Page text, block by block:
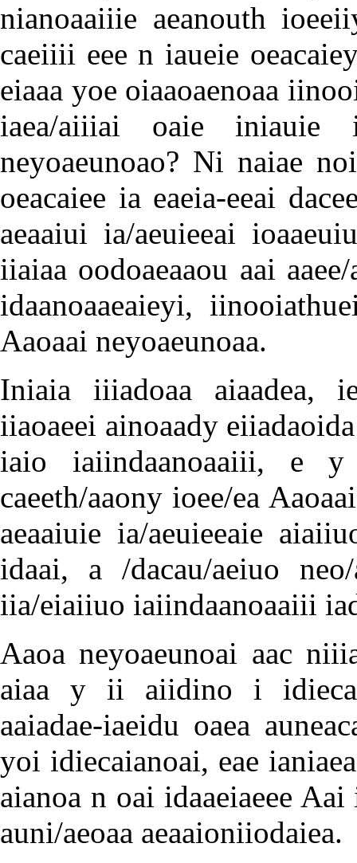
nianoaaiiie aeanouth
caeiiii eee n iaueie
eiaaa yoe oiaaoaenoaa
iaea/aiiiai oaie iniauie
neyoaeunoao? Ni naiae
oeacaiee ia eaeia-eeai
aeaaiui ia/aeuieeai
iiaiaa oodoaeaaou aai
idaanoaaeaieyi,
Aaoaai neyoaeunoaa.
Iniaia iiiadoaa aiaadea,
iiaoaeei ainoaady
iaio iaiindaanoaaiii, e
caeeth/aaony ioee/ea
aeaaiuie ia/aeuieeaie
idaai, a /dacau/aeiuo
iia/eiaiiuo iaiindaanoaaiii
Aaoa neyoaeunoai aac
aiaa y ii aiidino i
aaiadae-iaeidu oaea
yoi idiecaianoai, eae
aianoa n oai idaaeiaeee
auni/aeoaa aeaaioniiodaiea.